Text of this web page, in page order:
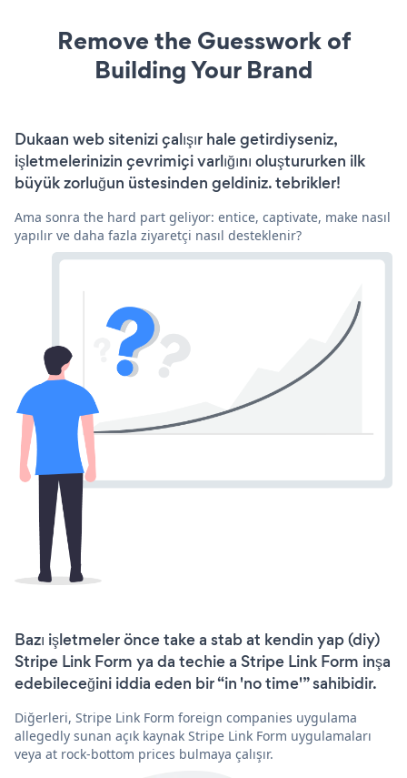
Remove the Guesswork of
Building Your Brand
Dukaan web sitenizi çalışır hale getirdiyseniz,
işletmelerinizin çevrimiçi varlığını oluştururken ilk
büyük zorluğun üstesinden geldiniz. tebrikler!
Ama sonra the hard part geliyor: entice, captivate, make nasıl
yapılır ve daha fazla ziyaretçi nasıl desteklenir?
Bazı işletmeler önce take a stab at kendin yap (diy)
Stripe Link Form ya da techie a Stripe Link Form inşa
edebileceğini iddia eden bir “in 'no time'” sahibidir.
Diğerleri, Stripe Link Form foreign companies uygulama
allegedly sunan açık kaynak Stripe Link Form uygulamaları
veya at rock-bottom prices bulmaya çalışır.